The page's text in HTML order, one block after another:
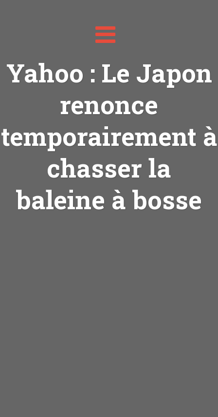
Toggle
navigation
Yahoo : Le Japon
renonce
temporairement à
chasser la
baleine à bosse